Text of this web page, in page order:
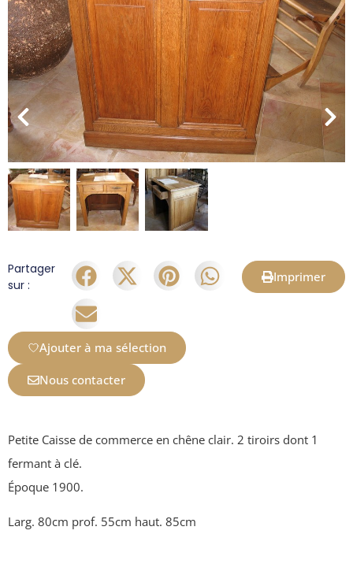
Partager
sur :
Imprimer
Ajouter à ma sélection
Nous contacter
Petite Caisse de commerce en chêne clair. 2 tiroirs dont 1
fermant à clé.
Époque 1900.
Larg. 80cm prof. 55cm haut. 85cm